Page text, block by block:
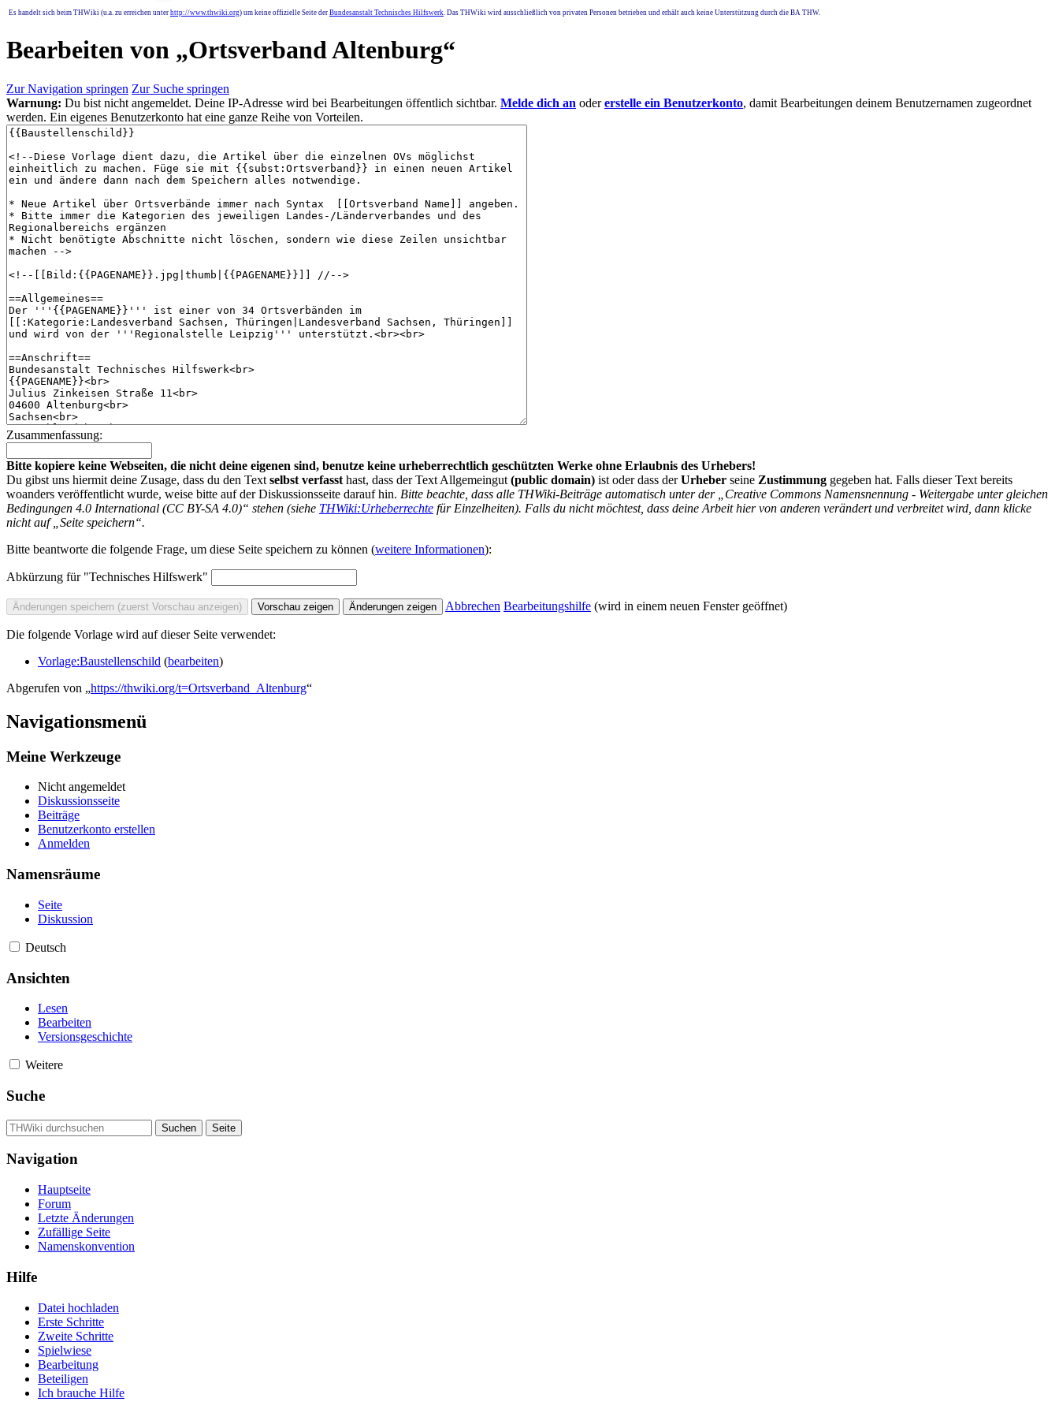
Es handelt sich beim THWiki (u.a. zu erreichen unter http://www.thwiki.org) um keine offizielle Seite der Bundesanstalt Technisches Hilfswerk. Das THWiki wird ausschließlich von privaten Personen betrieben und erhält auch keine Unterstützung durch die BA THW.
Bearbeiten von „Ortsverband Altenburg“
Zur Navigation springen Zur Suche springen
Warnung: Du bist nicht angemeldet. Deine IP-Adresse wird bei Bearbeitungen öffentlich sichtbar. Melde dich an odererstelle ein Benutzerkonto, damit Bearbeitungen deinem Benutzernamen zugeordnet
werden. Ein eigenes Benutzerkonto hat eine ganze Reihe von Vorteilen.
Zusammenfassung:
Bitte kopiere keine Webseiten, die nicht deine eigenen sind, benutze keine urheberrechtlich geschützten Werke ohne Erlaubnis des Urhebers!
Du gibst uns hiermit deine Zusage, dass du den Text selbst verfasst hast, dass der Text Allgemeingut (public domain) ist oder dass derUrheber seine Zustimmung gegeben hat. Falls dieser Text bereits
woanders veröffentlicht wurde, weise bitte auf der Diskussionsseite darauf hin. Bitte beachte, dass alle THWiki-Beiträge automatisch unter der „Creative Commons Namensnennung - Weitergabe unter gleichen
Bedingungen 4.0 International (CC BY-SA 4.0)“ stehen (siehe THWiki:Urheberrechte für Einzelheiten). Falls du nicht möchtest, dass deine Arbeit hier von anderen verändert und verbreitet wird, dann klicke
nicht auf „Seite speichern“.
Bitte beantworte die folgende Frage, um diese Seite speichern zu können (weitere Informationen):
Abkürzung für "Technisches Hilfswerk"
Abbrechen Bearbeitungshilfe (wird in einem neuen Fenster geöffnet)
Die folgende Vorlage wird auf dieser Seite verwendet:
Vorlage:Baustellenschild (bearbeiten)
Abgerufen von „https://thwiki.org/t=Ortsverband_Altenburg“
Navigationsmenü
Meine Werkzeuge
Nicht angemeldet
Diskussionsseite
Beiträge
Benutzerkonto erstellen
Anmelden
Namensräume
Seite
Diskussion
Deutsch
Ansichten
Lesen
Bearbeiten
Versionsgeschichte
Weitere
Suche
Navigation
Hauptseite
Forum
Letzte Änderungen
Zufällige Seite
Namenskonvention
Hilfe
Datei hochladen
Erste Schritte
Zweite Schritte
Spielwiese
Bearbeitung
Beteiligen
Ich brauche Hilfe